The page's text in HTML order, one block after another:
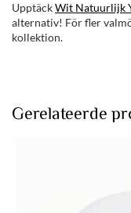
UpptäckWit Natuurlijk
alternativ! För fler
kollektion.
Gerelateerde